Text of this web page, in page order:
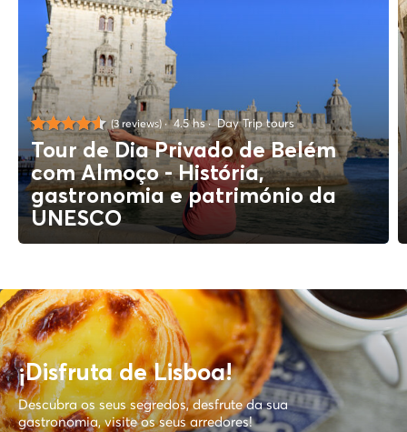
(3 reviews) 4.5 hs Day Trip tours
Tour de Dia Privado de Belém
com Almoço - História,
gastronomia e património da
UNESCO
¡Disfruta de Lisboa!
Descubra os seus segredos, desfrute da sua
gastronomia, visite os seus arredores!